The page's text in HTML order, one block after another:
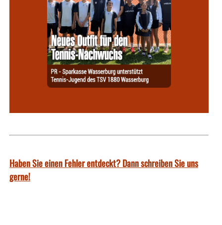
Haben Sie einen Fehler entdeckt? Dann schreiben Sie uns
gerne!